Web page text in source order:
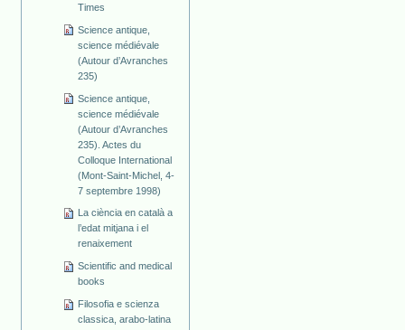
Times
Science antique,
science médiévale
(Autour d’Avranches
235)
Science antique,
science médiévale
(Autour d’Avranches
235). Actes du
Colloque International
(Mont-Saint-Michel, 4-
7 septembre 1998)
La ciència en català a
l’edat mitjana i el
renaixement
Scientific and medical
books
Filosofia e scienza
classica, arabo-latina